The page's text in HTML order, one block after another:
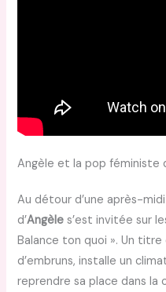
Angèle et la pop féministe
Au détour d’une après-
d’Angèle s’est invitée sur
Balance ton quoi ». Un
d’embruns, installe un
reprendre sa place dans la